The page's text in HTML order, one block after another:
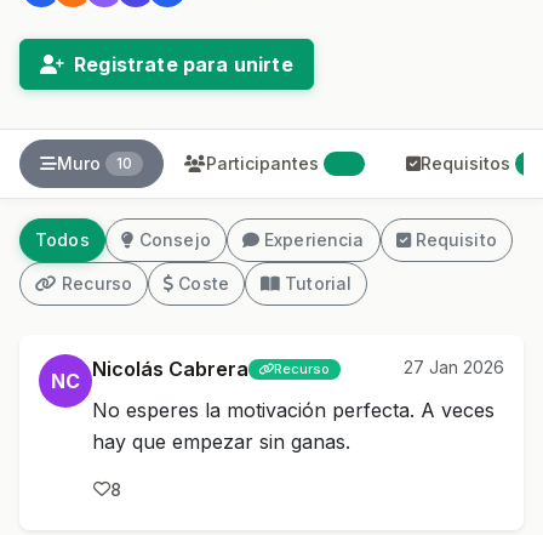
Registrate para unirte
Muro 10 Participantes Requisitos
Todos Consejo Experiencia Requisito
Recurso Coste Tutorial
NC Nicolás Cabrera Recurso 27 Jan 2026
No esperes la motivación perfecta. A veces
hay que empezar sin ganas.
8